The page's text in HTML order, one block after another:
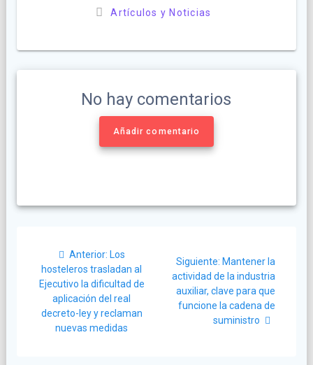
Artículos y Noticias
No hay comentarios
Añadir comentario
de
entradas
Anterior: Post
anterior:
Los
hosteleros trasladan al
Ejecutivo la dificultad de
aplicación del real
decreto-ley y reclaman
nuevas medidas
Siguiente: Siguiente
post:
Mantener la
actividad de la industria
auxiliar, clave para que
funcione la cadena de
suministro